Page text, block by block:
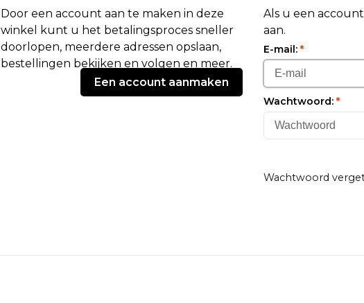
Door een account aan te maken in deze
winkel kunt u het betalingsproces sneller
doorlopen, meerdere adressen opslaan,
bestellingen bekijken en volgen en meer.
Een account aanmaken
Als u een
aan.
E-mail: *
Wachtwoord: *
Wachtwoord